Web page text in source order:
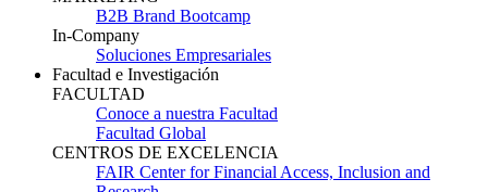
B2B Brand Bootcamp
In-Company
Soluciones Empresariales
Facultad e Investigación
FACULTAD
Conoce a nuestra Facultad
Facultad Global
CENTROS DE EXCELENCIA
FAIR Center for Financial Access, Inclusion and